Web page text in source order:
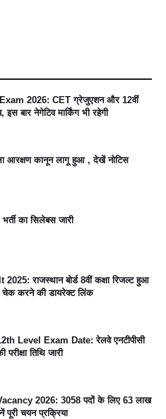
2026: CET ग्रेजुएशन और 12वीं
इस बार नेगेटिव मार्किंग भी रहेगी
आरक्षण कानून लागू हुआ , देखें नोटिस
का सिलेबस जारी
राजस्थान बोर्ड 8वीं कक्षा रिजल्ट हुआ
चेक करने की डायरेक्ट लिंक
Level Exam Date: रेलवे एनटीपीसी
तिथि जारी
2026: 3058 पदों के लिए 63 लाख
पूरी चयन प्रक्रिया